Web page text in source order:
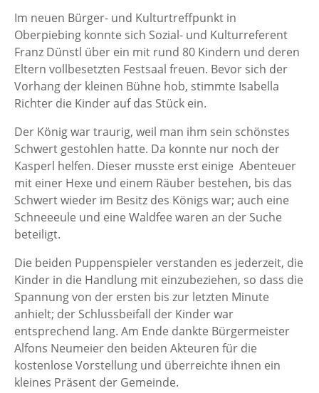
Im neuen Bürger- und Kulturtreffpunkt in
Oberpiebing konnte sich Sozial- und Kulturreferent
Franz Dünstl über ein mit rund 80 Kindern und deren
Eltern vollbesetzten Festsaal freuen. Bevor sich der
Vorhang der kleinen Bühne hob, stimmte Isabella
Richter die Kinder auf das Stück ein.
Der König war traurig, weil man ihm sein schönstes
Schwert gestohlen hatte. Da konnte nur noch der
Kasperl helfen. Dieser musste erst einige Abenteuer
mit einer Hexe und einem Räuber bestehen, bis das
Schwert wieder im Besitz des Königs war; auch eine
Schneeeule und eine Waldfee waren an der Suche
beteiligt.
Die beiden Puppenspieler verstanden es jederzeit, die
Kinder in die Handlung mit einzubeziehen, so dass die
Spannung von der ersten bis zur letzten Minute
anhielt; der Schlussbeifall der Kinder war
entsprechend lang. Am Ende dankte Bürgermeister
Alfons Neumeier den beiden Akteuren für die
kostenlose Vorstellung und überreichte ihnen ein
kleines Präsent der Gemeinde.